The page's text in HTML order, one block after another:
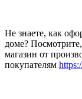
Не знаете, как
доме?
магазин от
покупателям